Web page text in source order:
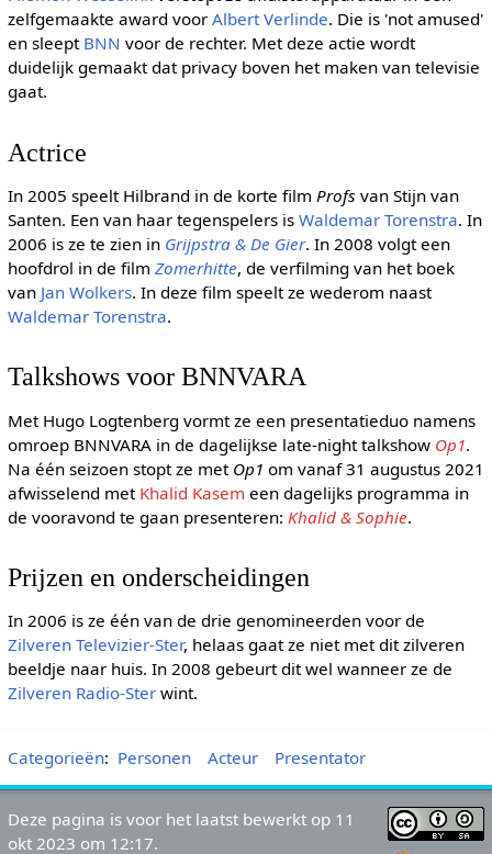
zelfgemaakte award voor Albert Verlinde. Die is 'not amused'
en sleept BNN voor de rechter. Met deze actie wordt
duidelijk gemaakt dat privacy boven het maken van televisie
gaat.
Actrice
In 2005 speelt Hilbrand in de korte film Profs van Stijn van
Santen. Een van haar tegenspelers is Waldemar Torenstra. In
2006 is ze te zien in Grijpstra & De Gier. In 2008 volgt een
hoofdrol in de film Zomerhitte, de verfilming van het boek
van Jan Wolkers. In deze film speelt ze wederom naast
Waldemar Torenstra.
Talkshows voor BNNVARA
Met Hugo Logtenberg vormt ze een presentatieduo namens
omroep BNNVARA in de dagelijkse late-night talkshow Op1.
Na één seizoen stopt ze met Op1 om vanaf 31 augustus 2021
afwisselend met Khalid Kasem een dagelijks programma in
de vooravond te gaan presenteren: Khalid & Sophie.
Prijzen en onderscheidingen
In 2006 is ze één van de drie genomineerden voor de
Zilveren Televizier-Ster, helaas gaat ze niet met dit zilveren
beeldje naar huis. In 2008 gebeurt dit wel wanneer ze de
Zilveren Radio-Sterwint.
Categorieën: Personen Acteur Presentator
Deze pagina is voor het laatst bewerkt op 11
okt 2023 om 12:17.